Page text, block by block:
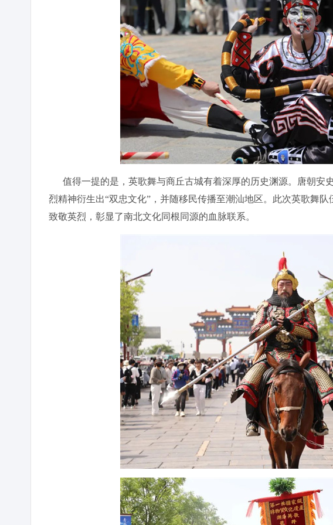
值得一提的是，英歌舞与商丘古城有着深厚的历史渊源。唐朝安
烈精神衍生出“双忠文化”，并随移民传播至潮汕地区。此次英歌舞
致敬英烈，彰显了南北文化同根同源的血脉联系。